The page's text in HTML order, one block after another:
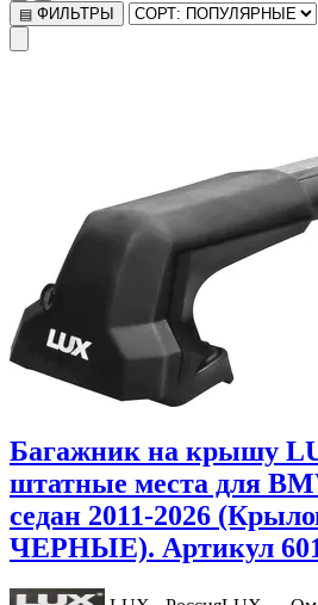
▤ ФИЛЬТРЫ
Багажник на крышу
штатные места для
седан 2011-2026
ЧЕРНЫЕ). Артикул